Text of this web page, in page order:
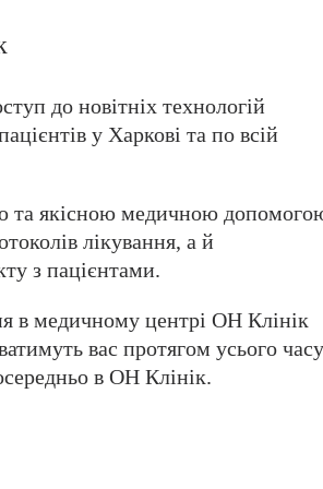
до новітніх технологій
у Харкові та по всій
та якісною медичною
лікування, а й
з пацієнтами.
в медичному центрі ОН Клінік
вас протягом усього часу
в ОН Клінік.